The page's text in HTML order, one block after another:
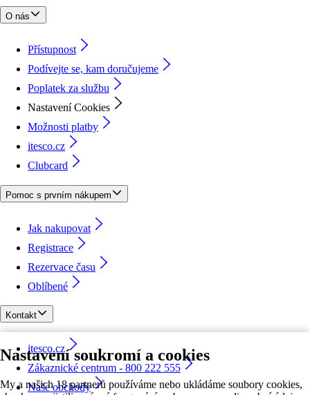
Nastavení soukromí a cookies
My a našich 18 partnerů používáme nebo ukládáme soubory cookies,
O nás
Přístupnost
Podívejte se, kam doručujeme
Poplatek za službu
Nastavení Cookies
Možnosti platby
itesco.cz
Clubcard
Pomoc s prvním nákupem
Jak nakupovat
Registrace
Rezervace času
Oblíbené
Kontakt
itesco.cz
Zákaznické centrum - 800 222 555
Naše obchody